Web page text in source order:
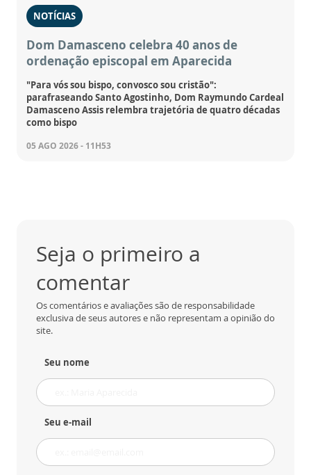
NOTÍCIAS
Dom Damasceno celebra 40 anos de
ordenação episcopal em Aparecida
"Para vós sou bispo, convosco sou cristão":
parafraseando Santo Agostinho, Dom Raymundo Cardeal
Damasceno Assis relembra trajetória de quatro décadas
como bispo
05 AGO 2026 - 11H53
Seja o primeiro a
comentar
Os comentários e avaliações são de responsabilidade
exclusiva de seus autores e não representam a opinião do
site.
Seu nome
Seu e-mail